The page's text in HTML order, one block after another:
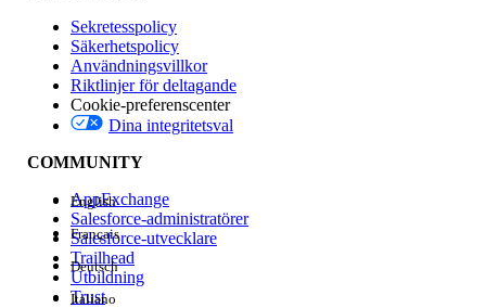
Version
Händelse
Sekretesspolicy
Säkerhetspolicy
Användningsvillkor
Riktlinjer för deltagande
Cookie-preferenscenter
Dina integritetsval
COMMUNITY
AppExchange
Salesforce-administratörer
Salesforce-utvecklare
Trailhead
Utbildning
Trust
English
Français
Deutsch
Italiano